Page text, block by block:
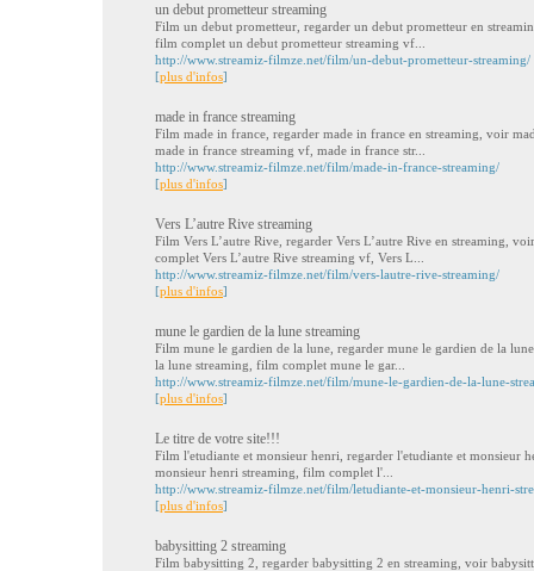
un debut prometteur streaming
Film un debut prometteur, regarder un debut prometteur en
film complet un debut prometteur streaming vf...
http://www.streamiz-filmze.net/film/un-debut-prometteur-streaming/
[plus d'infos]
made in france streaming
Film made in france, regarder made in france en streaming, voir
made in france streaming vf, made in france str...
http://www.streamiz-filmze.net/film/made-in-france-streaming/
[plus d'infos]
Vers L’autre Rive streaming
Film Vers L’autre Rive, regarder Vers L’autre Rive en streaming,
complet Vers L’autre Rive streaming vf, Vers L...
http://www.streamiz-filmze.net/film/vers-lautre-rive-streaming/
[plus d'infos]
mune le gardien de la lune streaming
Film mune le gardien de la lune, regarder mune le gardien de la
la lune streaming, film complet mune le gar...
http://www.streamiz-filmze.net/film/mune-le-gardien-de-la-lune-
[plus d'infos]
Le titre de votre site!!!
Film l'etudiante et monsieur henri, regarder l'etudiante et monsieur
monsieur henri streaming, film complet l'...
http://www.streamiz-filmze.net/film/letudiante-et-monsieur-henri-
[plus d'infos]
babysitting 2 streaming
Film babysitting 2, regarder babysitting 2 en streaming, voir